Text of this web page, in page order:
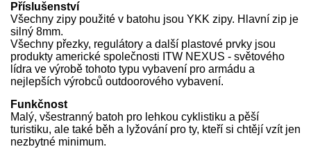
Příslušenství
Všechny zipy použité v batohu jsou YKK zipy. Hlavní zip je
silný 8mm.
Všechny přezky, regulátory a další plastové prvky jsou
produkty americké společnosti ITW NEXUS - světového
lídra ve výrobě tohoto typu vybavení pro armádu a
nejlepších výrobců outdoorového vybavení.
Funkčnost
Malý, všestranný batoh pro lehkou cyklistiku a pěší
turistiku, ale také běh a lyžování pro ty, kteří si chtějí vzít jen
nezbytné minimum.